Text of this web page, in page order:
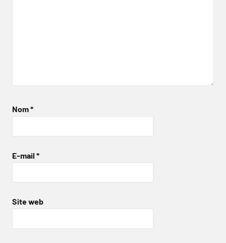
Nom*
E-mail *
Site web